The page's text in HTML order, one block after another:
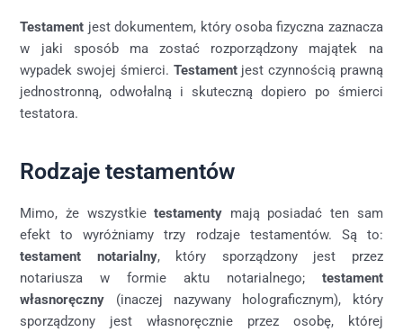
Testament jest dokumentem, który osoba fizyczna zaznacza
w jaki sposób ma zostać rozporządzony majątek na
wypadek swojej śmierci. Testamentjest czynnością prawną
jednostronną, odwołalną i skuteczną dopiero po śmierci
testatora.
Rodzaje testamentów
Mimo, że wszystkietestamenty mają posiadać ten sam
efekt to wyróżniamy trzy rodzaje testamentów. Są to:
testament notarialny, który sporządzony jest przez
notariusza w formie aktu notarialnego; testament
własnoręczny (inaczej nazywany holograficznym), który
sporządzony jest własnoręcznie przez osobę, której